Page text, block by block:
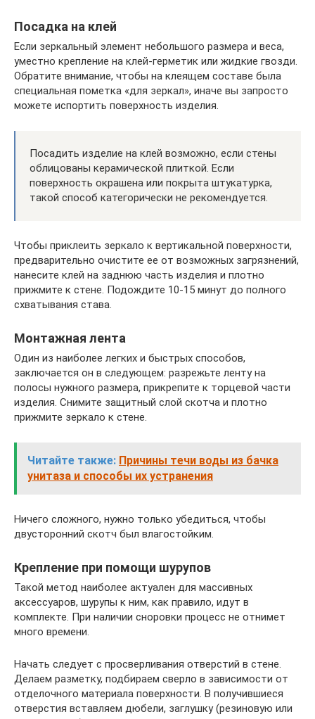
Посадка на клей
Если зеркальный элемент небольшого размера и веса,
уместно крепление на клей-герметик или жидкие гвозди.
Обратите внимание, чтобы на клеящем составе была
специальная пометка «для зеркал», иначе вы запросто
можете испортить поверхность изделия.
Посадить изделие на клей возможно, если стены
облицованы керамической плиткой. Если
поверхность окрашена или покрыта штукатурка,
такой способ категорически не рекомендуется.
Чтобы приклеить зеркало к вертикальной поверхности,
предварительно очистите ее от возможных загрязнений,
нанесите клей на заднюю часть изделия и плотно
прижмите к стене. Подождите 10-15 минут до полного
схватывания става.
Монтажная лента
Один из наиболее легких и быстрых способов,
заключается он в следующем: разрежьте ленту на
полосы нужного размера, прикрепите к торцевой части
изделия. Снимите защитный слой скотча и плотно
прижмите зеркало к стене.
Читайте также: Причины течи воды из бачка
унитаза и способы их устранения
Ничего сложного, нужно только убедиться, чтобы
двусторонний скотч был влагостойким.
Крепление при помощи шурупов
Такой метод наиболее актуален для массивных
аксессуаров, шурупы к ним, как правило, идут в
комплекте. При наличии сноровки процесс не отнимет
много времени.
Начать следует с просверливания отверстий в стене.
Делаем разметку, подбираем сверло в зависимости от
отделочного материала поверхности. В получившиеся
отверстия вставляем дюбели, заглушку (резиновую или